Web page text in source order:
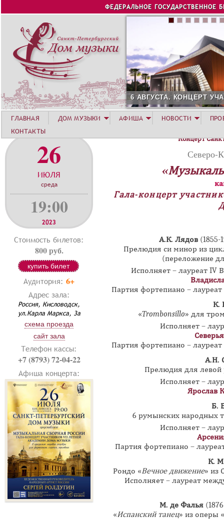
Jump to navigation
ФЕДЕРАЛЬНОЕ ГОСУДАРСТВЕННОЕ
6 АВГУСТА. КОНЦЕРТ УЧАСТНИКОВ ЛЕТНЕЙ
26
ИЮЛЯ
среда
19:00
2023
Стоимость билетов:
800 руб.
купить билет
Аудитория: 6+
Адрес зала:
Россия, Кисловодск,
ул.Карла Маркса, 3а
схема проезда
сайт зала
Телефон кассы:
+7 (8793) 72-04-22
Афиша концерта:
Концерт
Северо-
Гала-концерт
А.К. Лядов (1855-
Прелюдия си минор из
(переложение
Исполняет – лауреат IV
Партия фортепиано –
К.
«Trombonsillo» для
Исполняет –
Партия фортепиано –
А.Н.
Прелюдия для левой
Исполняет –
Ярослав
Б.
6 румынских народных
Исполняет –
Партия фортепиано –
К.
Рондо «Вечное движение» из
Исполняет – лауреат
М. де Фалья
«Испанский танец» из оперы
ГЛАВНАЯ ДОМ МУЗЫКИ АФИША НОВОСТИ
КОНТАКТЫ